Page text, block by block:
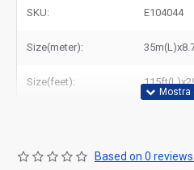
SKU: E104044
Size(meter):
Size(feet):
Based on 0 reviews.